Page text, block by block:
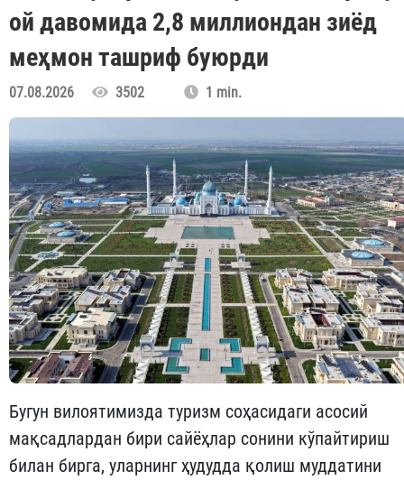
ой давомида 2,8 миллиондан зиёд
меҳмон ташриф буюрди
07.08.2026 3502 1 min.
Бугун вилоятимизда туризм соҳасидаги асосий
мақсадлардан бири сайёҳлар сонини кўпайтириш
билан бирга, уларнинг ҳудудда қолиш муддатини